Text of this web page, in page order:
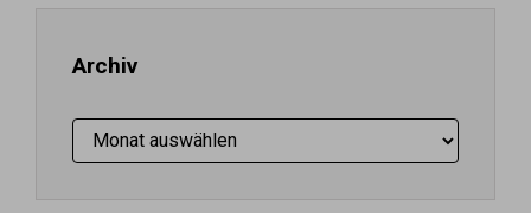
Archiv
Archiv